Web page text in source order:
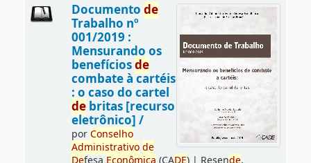
Documento de
Trabalho nº
001/2019 :
Mensurando os
benefíciosde
combate à cartéis
: o caso do cartel
debritas [recurso
eletrônico] /
porConselho
Administrativo de